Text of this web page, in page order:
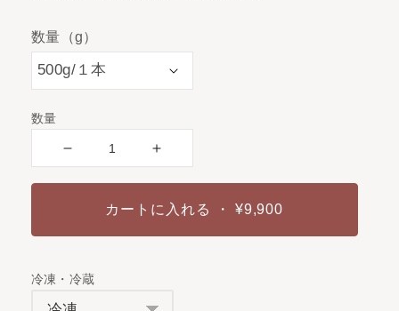
数量（g）
数量
カートに入れる ・ ¥9,900
冷凍・冷蔵